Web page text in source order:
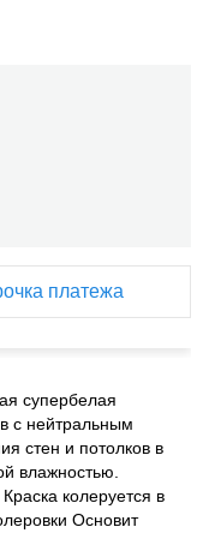
платежа
супербелая
с нейтральным
стен и потолков в
влажностью.
колеруется в
Основит